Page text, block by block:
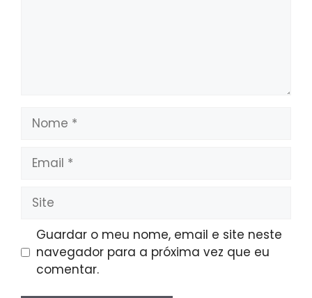
Nome
Email
Site
Guardar o meu nome, email e site neste
navegador para a próxima vez que eu
comentar.